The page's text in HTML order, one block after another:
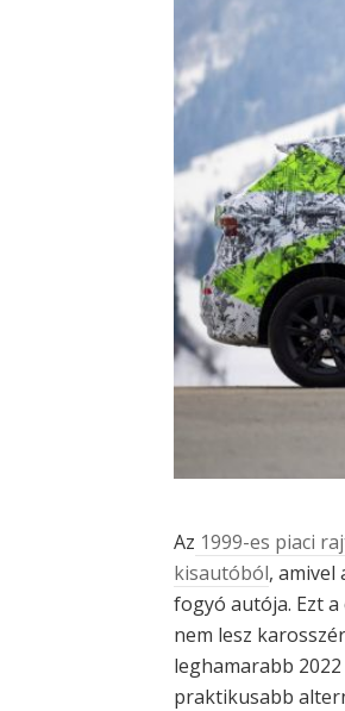
Az 1999-es piaci
kisautóból, amivel
fogyó autója. Ezt
nem lesz
leghamarabb
praktikusabb